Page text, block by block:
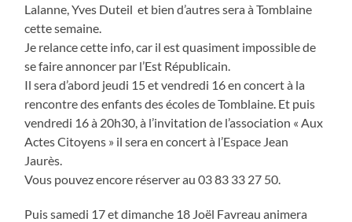
Lalanne, Yves Duteil et bien d’autres sera à Tomblaine
cette semaine.
Je relance cette info, car il est quasiment impossible de
se faire annoncer par l’Est Républicain.
Il sera d’abord jeudi 15 et vendredi 16 en concert à la
rencontre des enfants des écoles de Tomblaine. Et puis
vendredi 16 à 20h30, à l’invitation de l’association « Aux
Actes Citoyens » il sera en concert à l’Espace Jean
Jaurès.
Vous pouvez encore réserver au 03 83 33 27 50.
Puis samedi 17 et dimanche 18 Joël Favreau animera